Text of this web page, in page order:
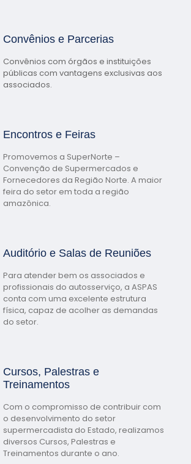
Convênios e Parcerias
Convênios com órgãos e instituições
públicas com vantagens exclusivas aos
associados.
Encontros e Feiras
Promovemos a SuperNorte –
Convenção de Supermercados e
Fornecedores da Região Norte. A maior
feira do setor em toda a região
amazônica.
Auditório e Salas de Reuniões
Para atender bem os associados e
profissionais do autosserviço, a ASPAS
conta com uma excelente estrutura
física, capaz de acolher as demandas
do setor.
Cursos, Palestras e
Treinamentos
Com o compromisso de contribuir com
o desenvolvimento do setor
supermercadista do Estado, realizamos
diversos Cursos, Palestras e
Treinamentos durante o ano.